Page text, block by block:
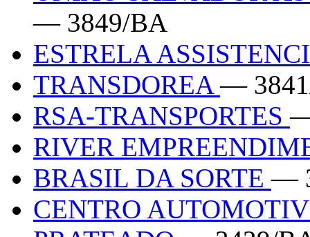
— 3849/BA
ESTRELA
TRANSDOREA—
RSA-TRANSPORTES
RIVER
BRASIL DA SORTE—
CENTRO